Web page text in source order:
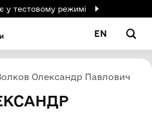
у тестовому режимі
EN
Олександр Павлович